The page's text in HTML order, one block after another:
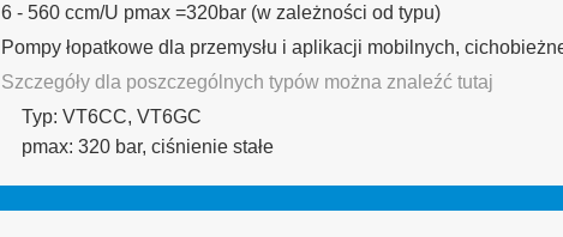
6 - 560 ccm/U pmax =320bar (w zależności od typu)
Pompy łopatkowe dla przemysłu i aplikacji mobilnych,
Szczegóły dla poszczególnych typów można znaleźć tutaj
Typ: VT6CC, VT6GC
pmax: 320 bar, ciśnienie stałe